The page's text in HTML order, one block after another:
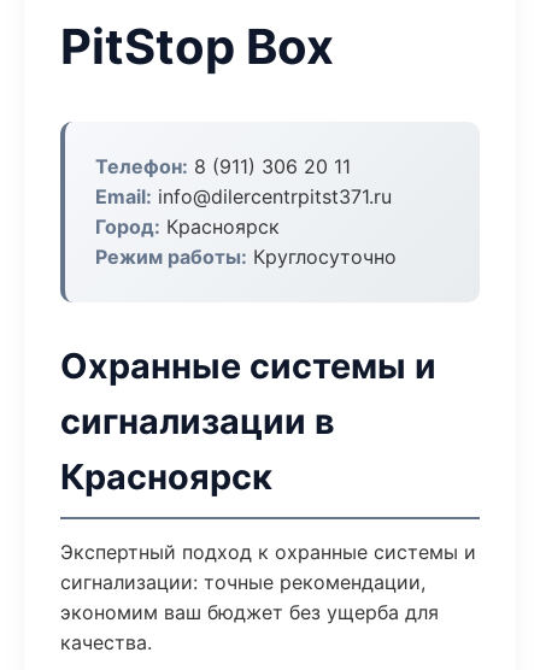
PitStop Box
Телефон: 8 (911) 306 20 11
Email: info@dilercentrpitst371.ru
Город: Красноярск
Режим работы: Круглосуточно
Охранные системы и
сигнализации в
Красноярск
Экспертный подход к охранные системы и
сигнализации: точные рекомендации,
экономим ваш бюджет без ущерба для
качества.